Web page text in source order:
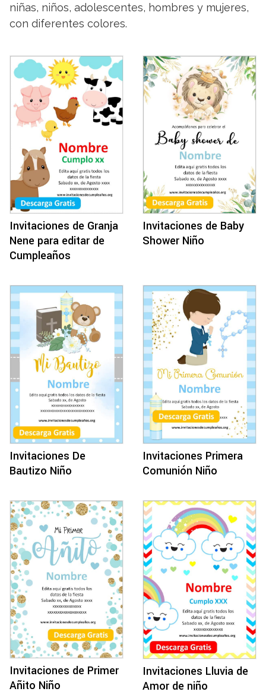
niñas, niños, adolescentes, hombres y mujeres,
con diferentes colores.
Invitaciones de Granja
Nene para editar de
Cumpleaños
Invitaciones de Baby
Shower Niño
Invitaciones De
Bautizo Niño
Invitaciones Primera
Comunión Niño
Invitaciones de Primer
Añito Niño
Invitaciones Lluvia de
Amor de niño